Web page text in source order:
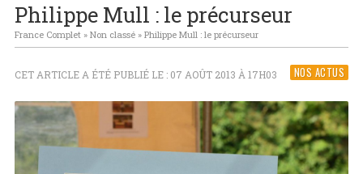
indoor reviennent le 23 Janvier 2027 !
Philippe Mull : le précurseur
France Complet» Non classé» Philippe Mull : le précurseur
NOS ACTUS
CET ARTICLE A ÉTÉ PUBLIÉ LE : 07 AOÛT 2013 À 17H03